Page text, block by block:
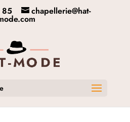
chapellerie@hat-